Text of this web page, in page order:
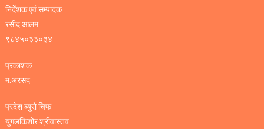
निर्देशक एवं सम्पादक
रसीद आलम
९८४५०३३०३४
प्रकाशक
म.अरसद
प्रदेश ब्युरो चिफ
युगलकिशोर श्रीवास्तव